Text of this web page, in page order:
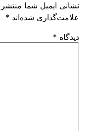
نشانی ایمیل شما
علامت‌گذاری شده‌اند *
دیدگاه *